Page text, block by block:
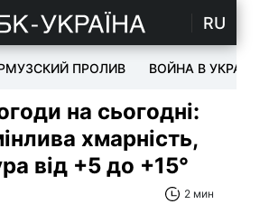
RU
ПРОЛИВ ВОЙНА В УКРАИНЕ
на сьогодні:
хмарність,
від +5 до +15°
2 мин